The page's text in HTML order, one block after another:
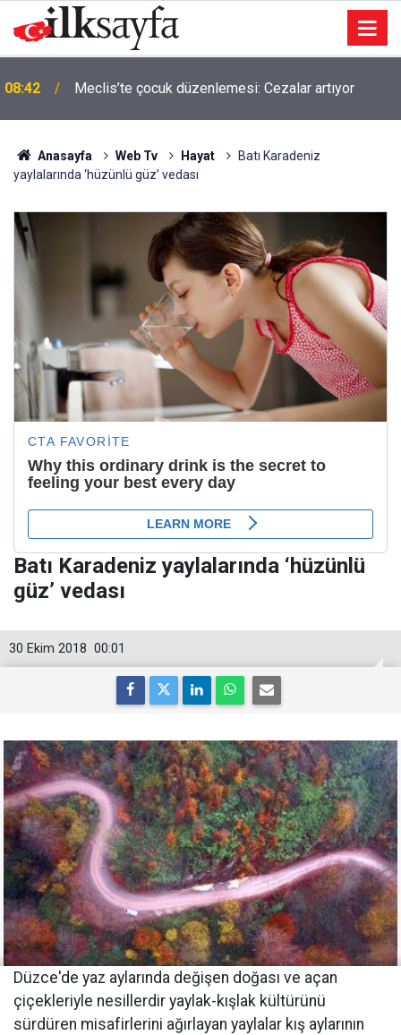
08:42 Meclis’te çocuk düzenlemesi: Cezalar artıyor
Anasayfa Web Tv Hayat
Batı Karadeniz
yaylalarında ‘hüzünlü güz’ vedası
Batı Karadeniz yaylalarında ‘hüzünlü
güz’ vedası
00:01
30 Ekim 2018
Düzce'de yaz aylarında değişen doğası ve açan
çiçekleriyle nesillerdir yaylak-kışlak kültürünü
sürdüren misafirlerini ağırlayan yaylalar kış aylarının